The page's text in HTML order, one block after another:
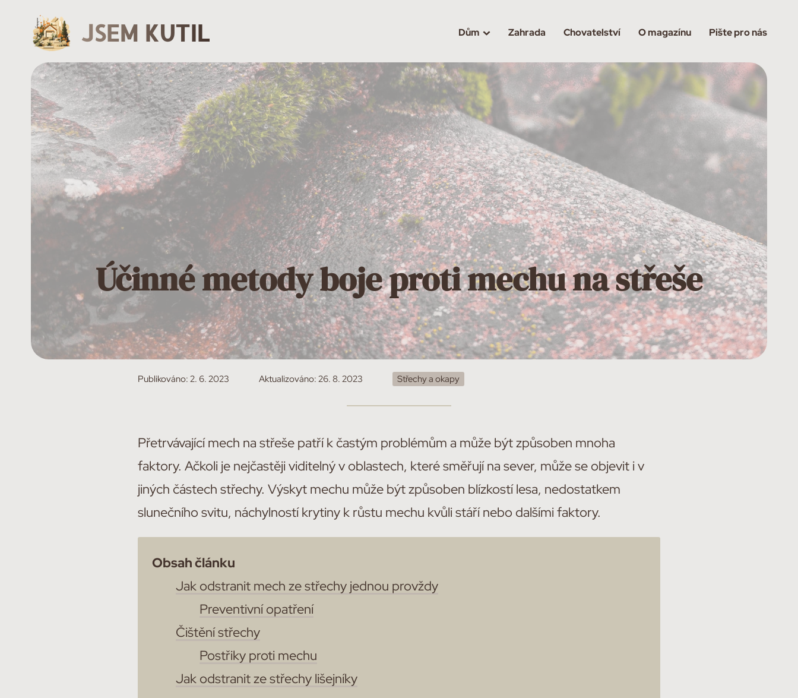
JSEM KUTIL Dům Zahrada Chovatelství O magazínu Pište pro nás
Účinné metody boje proti mechu na střeše
Publikováno: 2. 6. 2023 Aktualizováno: 26. 8. 2023 Střechy a okapy
Přetrvávající mech na střeše patří k častým problémům a může být způsoben mnoha
faktory. Ačkoli je nejčastěji viditelný v oblastech, které směřují na sever, může se objevit i v
jiných částech střechy. Výskyt mechu může být způsoben blízkostí lesa, nedostatkem
slunečního svitu, náchylností krytiny k růstu mechu kvůli stáří nebo dalšími faktory.
Obsah článku
Jak odstranit mech ze střechy jednou provždy
Preventivní opatření
Čištění střechy
Postřiky proti mechu
Jak odstranit ze střechy lišejníky